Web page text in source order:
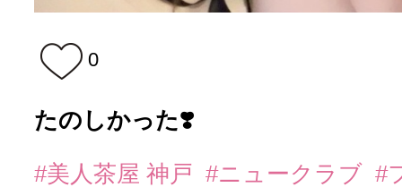
0
たのしかった❣️
#美人茶屋 神戸 #ニュークラブ #